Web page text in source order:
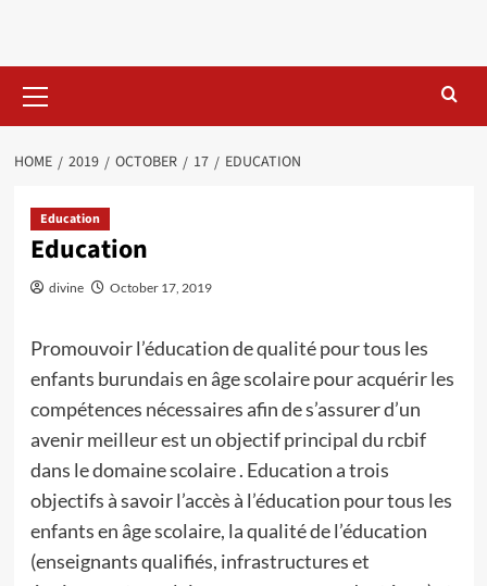
content
Menu
HOME 2019 OCTOBER 17 EDUCATION
Education
Education
divine October 17, 2019
Promouvoir l’éducation de qualité pour tous les
enfants burundais en âge scolaire pour acquérir les
compétences nécessaires afin de s’assurer d’un
avenir meilleur est un objectif principal du rcbif
dans le domaine scolaire . Education a trois
objectifs à savoir l’accès à l’éducation pour tous les
enfants en âge scolaire, la qualité de l’éducation
(enseignants qualifiés, infrastructures et